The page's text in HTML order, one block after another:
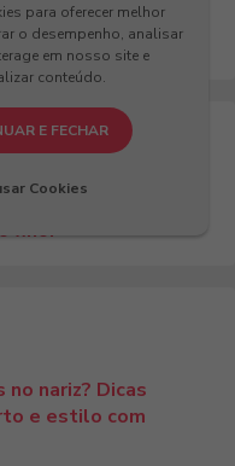
lente do óculos:
da Kessy!
escolher a armação
fino!
nariz? Dicas
e estilo com
para oferecer melhor
o desempenho, analisar
em nosso site e
conteúdo.
E FECHAR
Cookies